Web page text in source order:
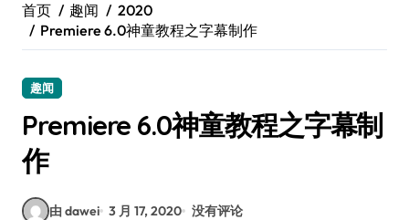
首页 趣闻
2020
Premiere 6.0神童教程之字幕制作
趣闻
Premiere 6.0神童教程之字幕制
作
由 dawei 3 月 17, 2020 没有评论